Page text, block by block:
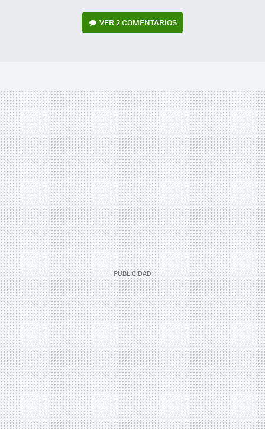
VER2 COMENTARIOS